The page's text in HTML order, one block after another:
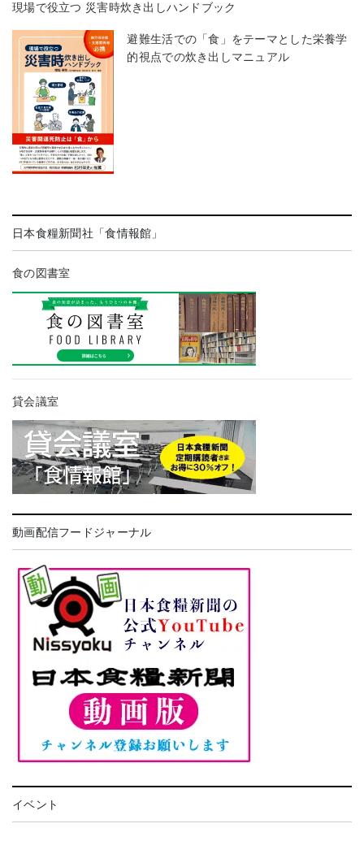
現場で役立つ 災害時炊き出しハンドブック
避難生活での「食」をテーマとした栄養学
的視点での炊き出しマニュアル
日本食糧新聞社「食情報館」
食の図書室
貸会議室
動画配信フードジャーナル
イベント